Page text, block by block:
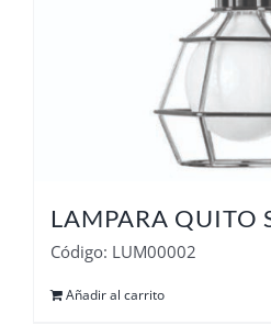
LAMPARA QUITO
Código: LUM00002
Añadir al carrito